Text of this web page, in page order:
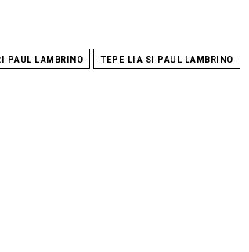
PAUL LAMBRINO
TEPE LIA SI PAUL LAMBRINO